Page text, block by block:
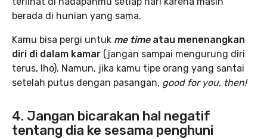
berada di hunian yang sama.
Kamu bisa pergi untuk me time atau menenangkan
diri di dalam kamar (jangan sampai mengurung diri
terus, lho). Namun, jika kamu tipe orang yang santai
setelah putus dengan pasangan, good for you, then!
4. Jangan bicarakan hal negatif
tentang dia ke sesama penghuni